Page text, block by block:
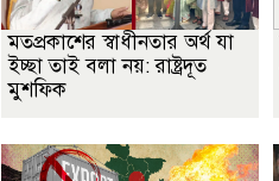
মতপ্রকাশের স্বাধীনতার অর্থ যা
ইচ্ছা তাই বলা নয়: রাষ্ট্রদূত
মুশফিক